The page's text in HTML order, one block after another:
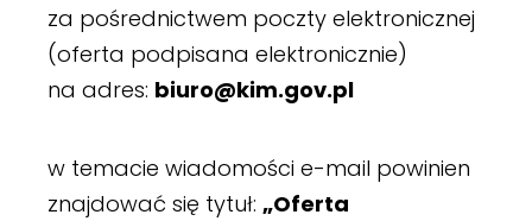
za pośrednictwem poczty elektronicznej
(oferta podpisana elektronicznie)
na adres: biuro@kim.gov.pl
w temacie wiadomości e-mail powinien
znajdować się tytuł: „Oferta